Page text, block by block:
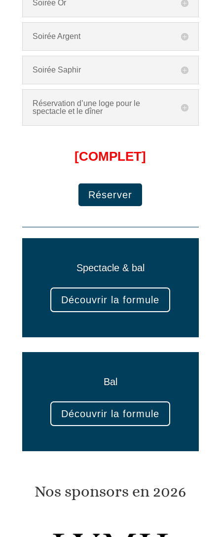
Soirée Or
Soirée Argent
Soirée Saphir
Réservation d’une loge pour le
spectacle et le dîner
[COMPLET]
Réserver
Spectacle & bal
Découvrir la formule
Bal
Découvrir la formule
Nos sponsors en 2026